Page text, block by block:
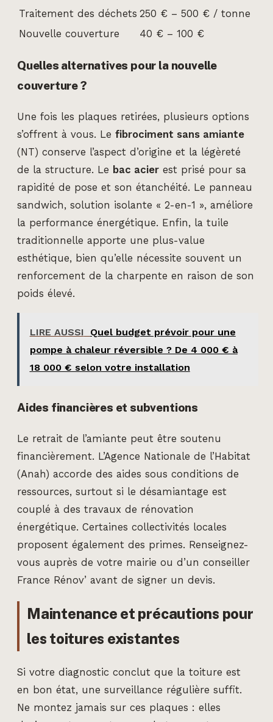
Traitement des déchets 250 € – 500 € / tonne
Nouvelle couverture
40 € – 100 €
Quelles alternatives pour la nouvelle
couverture ?
Une fois les plaques retirées, plusieurs options
s’offrent à vous. Le fibrociment sans amiante
(NT) conserve l’aspect d’origine et la légèreté
de la structure. Le bac acier est prisé pour sa
rapidité de pose et son étanchéité. Le panneau
sandwich, solution isolante « 2-en-1 », améliore
la performance énergétique. Enfin, la tuile
traditionnelle apporte une plus-value
esthétique, bien qu’elle nécessite souvent un
renforcement de la charpente en raison de son
poids élevé.
LIRE AUSSI
Quel budget prévoir pour une
pompe à chaleur réversible ? De 4 000 € à
18 000 € selon votre installation
Aides financières et subventions
Le retrait de l’amiante peut être soutenu
financièrement. L’Agence Nationale de l’Habitat
(Anah) accorde des aides sous conditions de
ressources, surtout si le désamiantage est
couplé à des travaux de rénovation
énergétique. Certaines collectivités locales
proposent également des primes. Renseignez-
vous auprès de votre mairie ou d’un conseiller
France Rénov’ avant de signer un devis.
Maintenance et précautions pour
les toitures existantes
Si votre diagnostic conclut que la toiture est
en bon état, une surveillance régulière suffit.
Ne montez jamais sur ces plaques : elles